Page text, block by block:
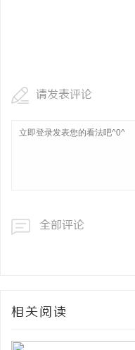
请发表评论
全部评论
相关阅读